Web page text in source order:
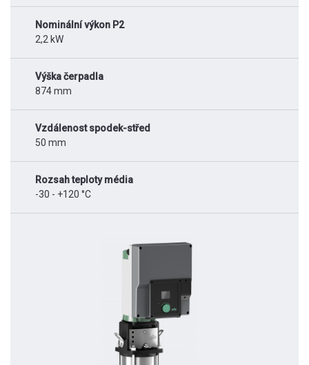
Nominální výkon P2
2,2 kW
Výška čerpadla
874 mm
Vzdálenost spodek-střed
50 mm
Rozsah teploty média
-30 - +120 °C